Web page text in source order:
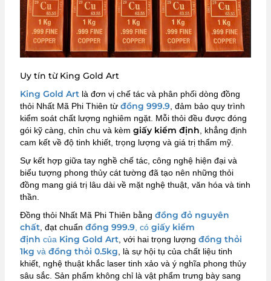
Uy tín từ King Gold Art
King Gold Art là đơn vị chế tác và phân phối dòng đồng
thỏi Nhất Mã Phi Thiên từ đồng 999.9 , đảm bảo quy trình
kiểm soát chất lượng nghiêm ngặt. Mỗi thỏi đều được đóng
gói kỹ càng, chỉn chu và kèm giấy kiểm định , khẳng định
cam kết về độ tinh khiết, trọng lượng và giá trị thẩm mỹ.
Sự kết hợp giữa tay nghề chế tác, công nghệ hiện đại và
biểu tượng phong thủy cát tường đã tạo nên những thỏi
đồng mang giá trị lâu dài về mặt nghệ thuật, văn hóa và tinh
thần.
Đồng thỏi Nhất Mã Phi Thiên bằng đồng đỏ nguyên
chất , đạt chuẩn đồng 999.9 , có giấy kiểm
định của King Gold Art , với hai trọng lượng đồng thỏi
1kg và đồng thỏi 0.5kg , là sự hội tụ của chất liệu tinh
khiết, nghệ thuật khắc laser tinh xảo và ý nghĩa phong thủy
sâu sắc. Sản phẩm không chỉ là vật phẩm trưng bày sang